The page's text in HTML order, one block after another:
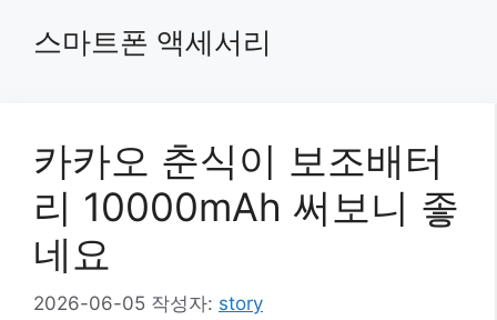
스마트폰 액세서리
카카오 춘식이 보조배터
리 10000mAh 써보니 좋
네요
2026-06-05 작성자: story